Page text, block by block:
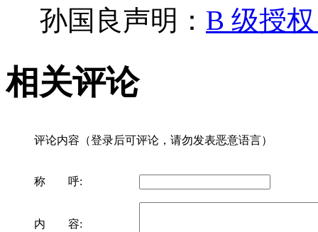
孙国良声明： B 级授
相关评论
评论内容（登录后可评论，请勿发表恶意语言）
称 呼:
内 容: